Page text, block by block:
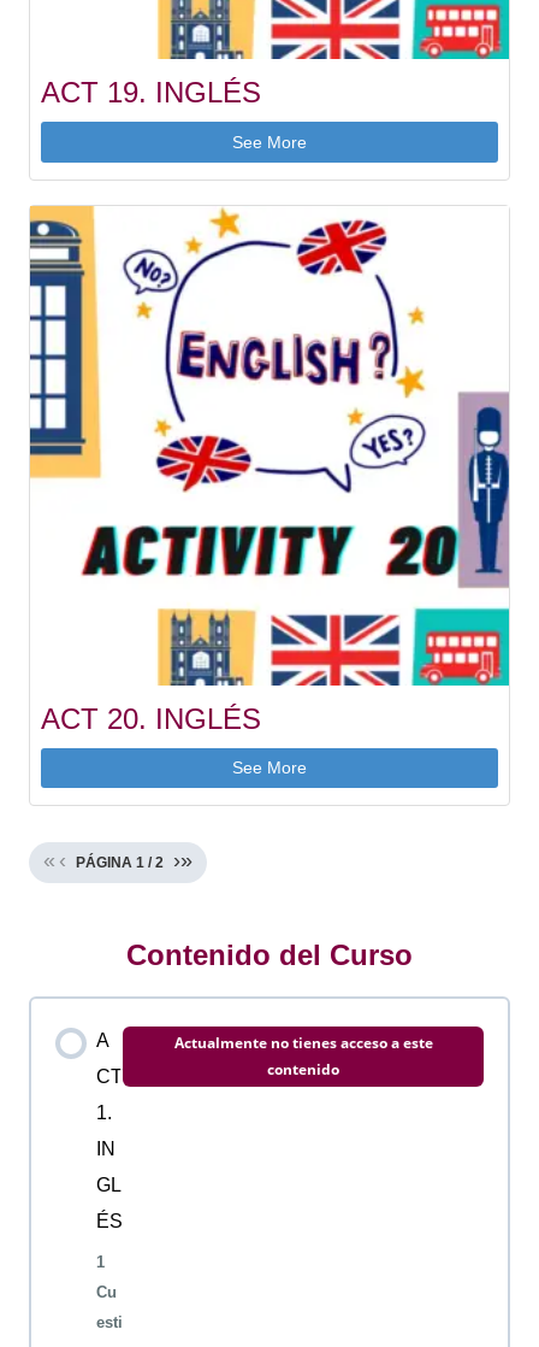
ACT 19. INGLÉS
See More
ACT 20. INGLÉS
See More
« ‹ ›»
PÁGINA 1 / 2
Contenido del Curso
A
CT
1.
IN
GL
ÉS
1
Cu
esti
Actualmente no tienes acceso a este
contenido